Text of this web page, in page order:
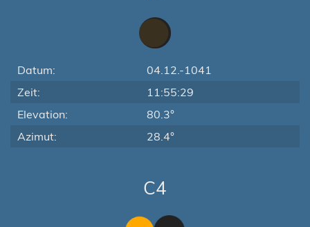
Datum:
04.12.-1041
Zeit:
11:55:29
Elevation:
80.3°
Azimut:
28.4°
C4